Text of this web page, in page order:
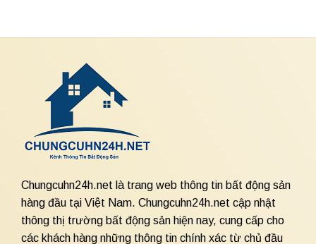
Chungcuhn24h.net là trang web thông tin bất động sản
hàng đầu tại Việt Nam. Chungcuhn24h.net cập nhật
thông thị trường bất động sản hiện nay, cung cấp cho
các khách hàng những thông tin chính xác từ chủ đầu